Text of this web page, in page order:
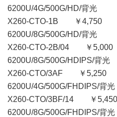
6200U/4G/500G/HD/背光
X260-CTO-1B ￥
6200U/8G/500G/HD/背光
X260-CTO-2B/04 ￥
6200U/8G/500G/HDIPS/背
X260-CTO/3AF ￥
6200U/4G/500G/FHDIPS/
X260-CTO/3BF/14 ￥
6200U/8G/500G/FHDIPS/